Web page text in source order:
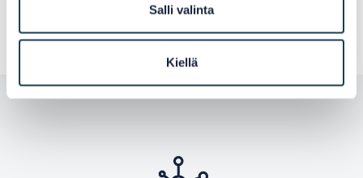
Salli valinta
Kiellä
ländernas register